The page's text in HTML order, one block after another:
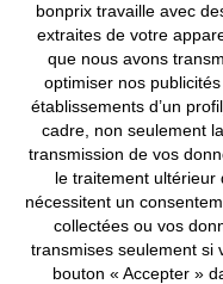
bonprix travaille avec
extraites de votre
que nous avons
optimiser nos
établissements d’un
cadre, non seulement
transmission de vos
le traitement
nécessitent un
collectées ou vos
transmises seulement si
bouton « Accepter »